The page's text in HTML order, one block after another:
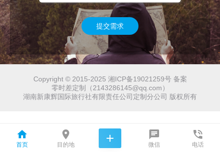
提交需求
Copyright © 2015-2025 湘ICP备19021259号 备案
零时差定制（2143286145@qq.com）
湖南新康辉国际旅行社有限责任公司定制分公司 版权所有

首页

目的地
 
微信

电话